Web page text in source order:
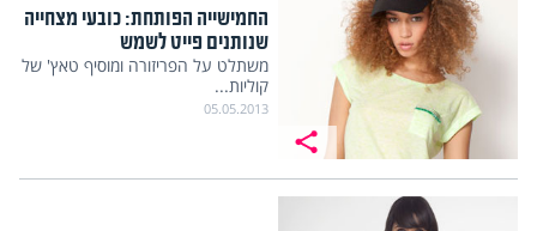
החמישייה הפותחת: כובעי מצחייה
שנותנים פייט לשמש
משתלט על הפריזורה ומוסיף טאץ' של
קוליות...
05.05.2013